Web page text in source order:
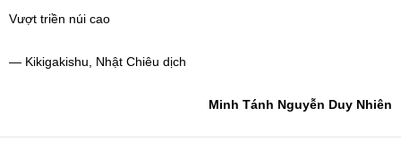
Vượt triền núi cao
— Kikigakishu, Nhật Chiêu dịch
Minh Tánh Nguyễn Duy Nhiên